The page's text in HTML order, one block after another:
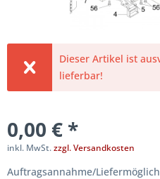
Dieser Artikel ist
lieferbar!
0,00 € *
inkl. MwSt.zzgl. Versandkosten
Auftragsannahme/